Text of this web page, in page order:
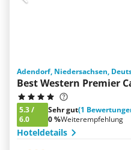
Adendorf, Niedersachsen,
Best Western Premier
5.3/
6.0
Sehr gut(1
0 %Weiterempfehlung
Hoteldetails